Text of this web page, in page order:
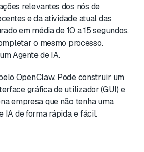
relevantes dos nós de
e da atividade atual das
em média de 10 a 15 segundos.
o mesmo processo.
Agente de IA.
OpenClaw. Pode construir um
gráfica de utilizador (GUI) e
empresa que não tenha uma
IA de forma rápida e fácil.